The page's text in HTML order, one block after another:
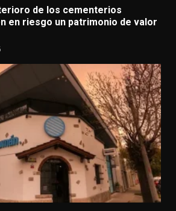
de los cementerios
en riesgo un patrimonio de valor